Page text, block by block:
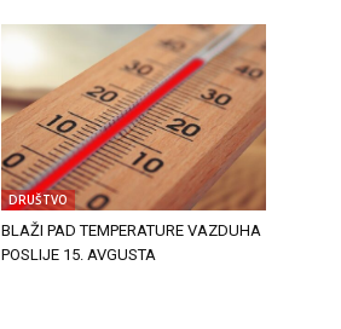
DRUŠTVO
BLAŽI PAD TEMPERATURE VAZDUHA
POSLIJE 15. AVGUSTA